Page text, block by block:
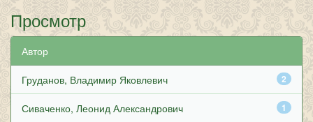
Просмотр
Автор
2
Груданов, Владимир Яковлевич
1
Сиваченко, Леонид Александрович